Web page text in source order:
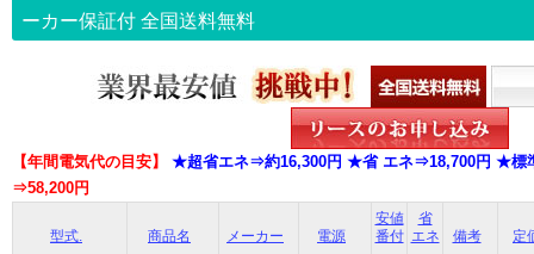
ーカー保証付 全国送料無料
【年間電気代の目安】 ★超省エネ⇒約16,300円 ★省 エネ⇒18,700円 ★標
⇒58,200円
型式. 商品名 メーカー 電源
安値
番付
省
エネ
備考 定